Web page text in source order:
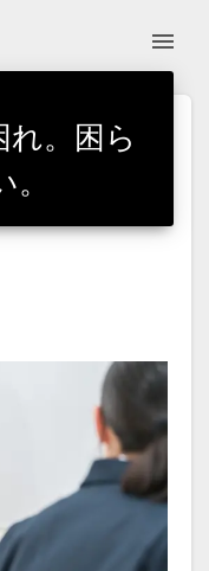
れ。困ら